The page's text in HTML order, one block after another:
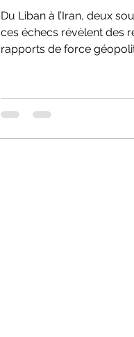
Du Liban à l’Iran, deux
ces échecs révèlent des
rapports de force